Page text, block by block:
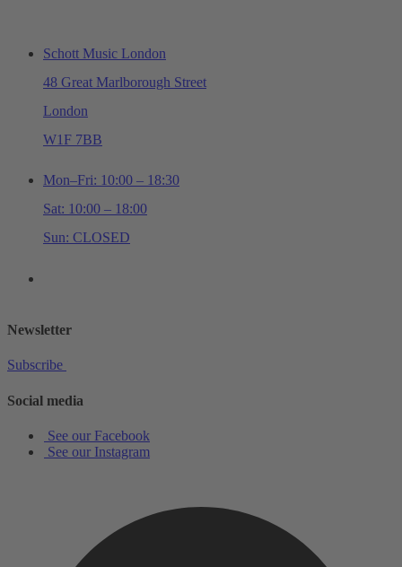
Schott Music London
48 Great Marlborough Street
London
W1F 7BB
Mon–Fri: 10:00 – 18:30
Sat: 10:00 – 18:00
Sun: CLOSED
Newsletter
Subscribe
Social media
See our Facebook
See our Instagram